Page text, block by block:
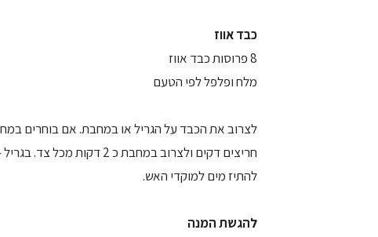
כבד אווז
8 פרוסות כבד אווז
מלח ופלפל לפי הטעם
לצרוב את הכבד על הגריל או במחבת. אם בוחרים
חריצים דקים ולצרוב
להתיז מים למוקדי האש.
להגשת המנה